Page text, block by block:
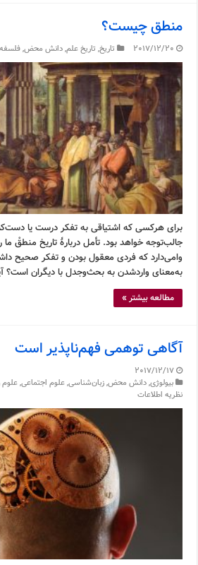
منطق چیست؟
2017/12/20 تاریخ, تاریخ علم,دانش محض,
برای هرکسی که اشتیاقی به تفکر درست یا
جالب‌توجه خواهد بود. تأمل دربارۀ تاریخ منطقْ ما
وامی‌دارد که فردی معقول بودن و تفکر صحیح
به‌معنای وارد‌شدن به بحث‌وجدل با دیگران است؟
مطالعه بیشتر »
آگاهی توهمی فهم‌ناپذیر است
2017/12/17
بیولوژی,دانش محض,زبان‌شناسی,علوم اجتماعی,علوم
نظریه اطلاعات